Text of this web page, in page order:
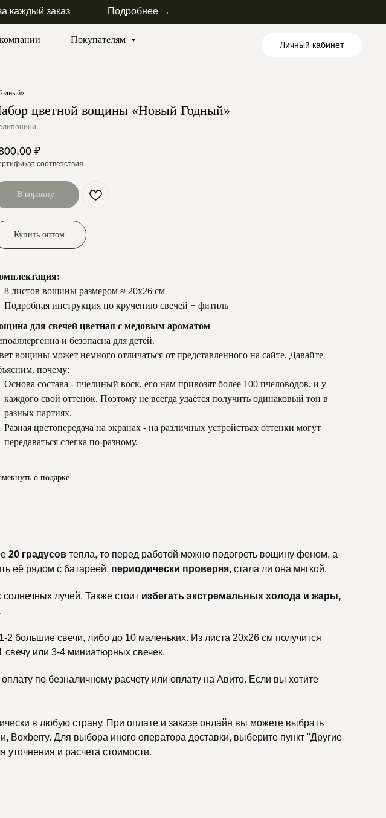
каждый заказ Подробнее →
Покупателям
Личный кабинет
цветной вощины «Новый Годный»
₽
соответствия
В корзину
Купить оптом
8 листов вощины размером ≈ 20х26 см
Подробная инструкция по кручению свечей + фитиль
для свечей цветная с медовым ароматом
и безопасна для детей.
вощины может немного отличаться от представленного на сайте. Давайте
почему:
Основа состава - пчелиный воск, его нам привозят более 100 пчеловодов, и у
каждого свой оттенок. Поэтому не всегда удаётся получить одинаковый тон в
разных партиях.
Разная цветопередача на экранах - на различных устройствах оттенки могут
передаваться слегка по-разному.
о подарке
20 градусов тепла, то перед работой можно подогреть вощину феном, а
её рядом с батареей, периодически проверяя, стала ли она мягкой.
лучей. Также стоит избегать экстремальных холода и жары,
большие свечи, либо до 10 маленьких. Из листа 20х26 см получится
свечу или 3-4 миниатюрных свечек.
по безналичному расчету или оплату на Авито. Если вы хотите
в любую страну. При оплате и заказе онлайн вы можете выбрать
Для выбора иного оператора доставки, выберите пункт "Другие
и расчета стоимости.